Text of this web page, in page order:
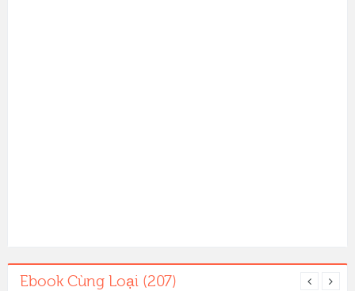
Ebook Cùng Loại (207)